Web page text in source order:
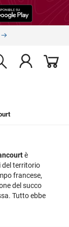
è
del territorio
francese,
del succo
Tutto ebbe
del celebre